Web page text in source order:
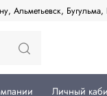
Альметьевск,
Личный